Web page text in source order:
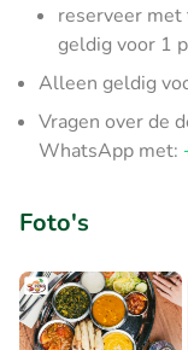
reserveer met
geldig voor 1
Alleen geldig
Vragen over de
WhatsApp met:
Foto's